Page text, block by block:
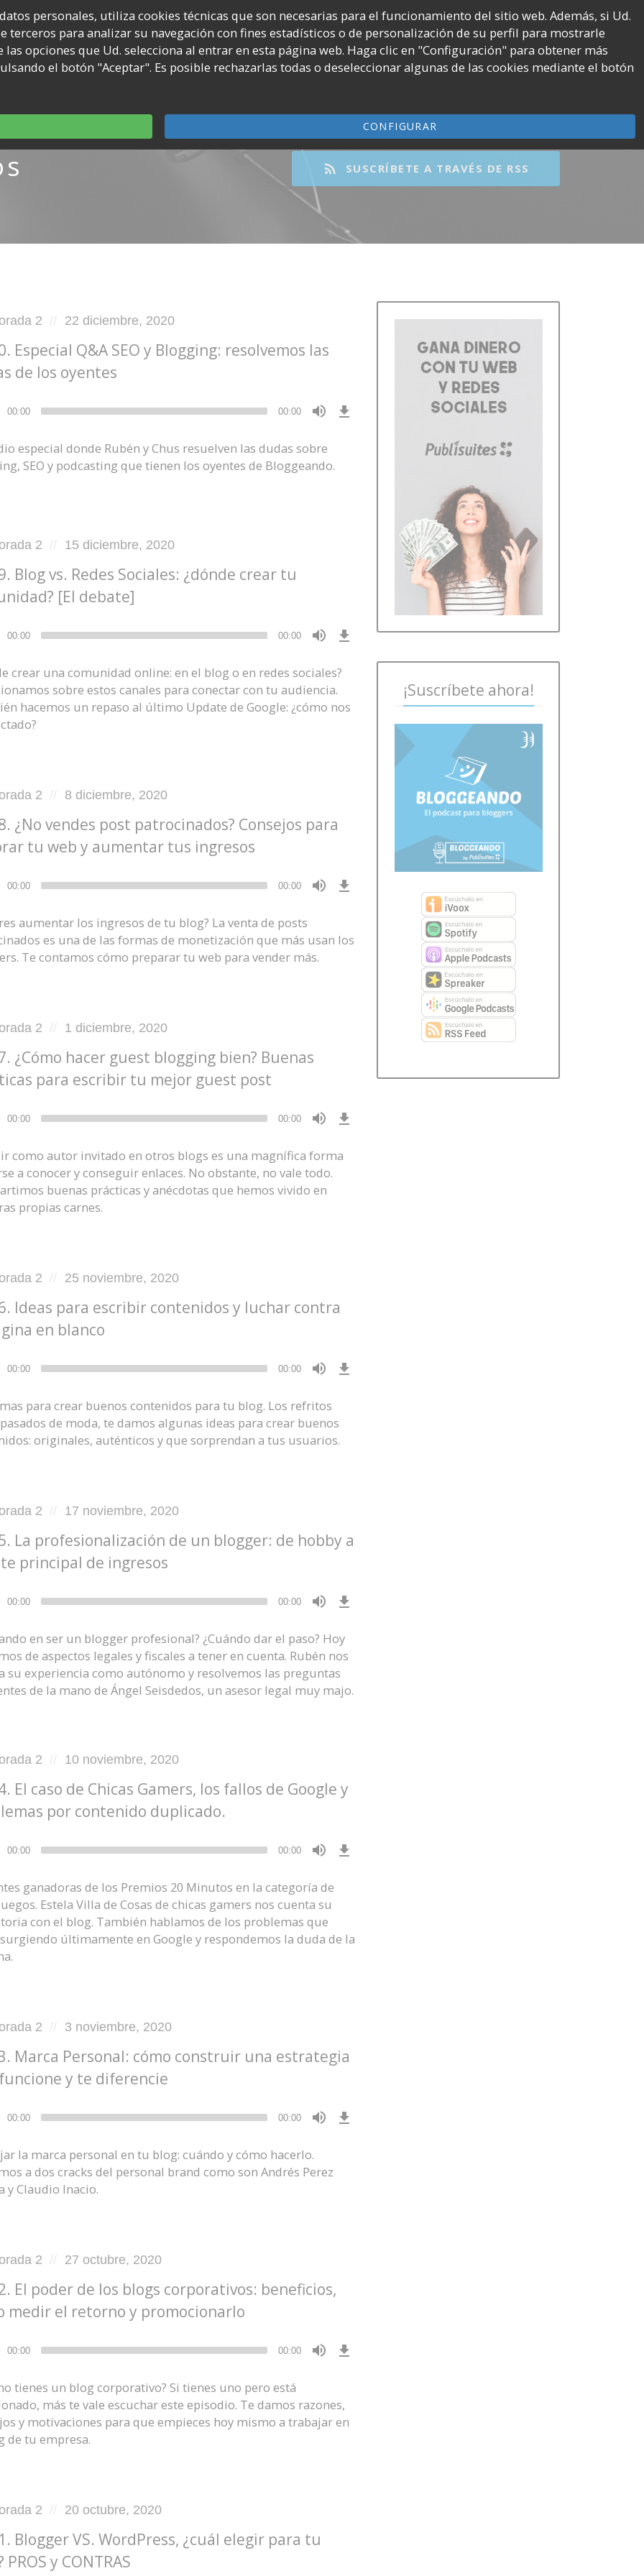
Episodios TwitterInstagramYouTube
Channel
Spotify 🤑 GANA DINERO
SUSCRÍBETE A TRAVÉS DE RSS
2
Posted
22 diciembre, 2020
Especial Q&A SEO y Blogging: resolvemos las
de los oyentes
00:00 00:00
especial donde Rubén y Chus resuelven las dudas sobre
SEO y podcasting que tienen los oyentes de Bloggeando.
2
Posted
15 diciembre, 2020
Blog vs. Redes Sociales: ¿dónde crear tu
[El debate]
00:00 00:00
Episode
crear una comunidad online: en el blog o en redes sociales?
sobre estos canales para conectar con tu audiencia.
hacemos un repaso al último Update de Google: ¿cómo nos
2
Posted
8 diciembre, 2020
¿No vendes post patrocinados? Consejos para
tu web y aumentar tus ingresos
00:00 00:00
aumentar los ingresos de tu blog? La venta de posts
es una de las formas de monetización que más usan los
Te contamos cómo preparar tu web para vender más.
2
Posted
1 diciembre, 2020
¿Cómo hacer guest blogging bien? Buenas
para escribir tu mejor guest post
00:00 00:00
como autor invitado en otros blogs es una magnífica forma
a conocer y conseguir enlaces. No obstante, no vale todo.
buenas prácticas y anécdotas que hemos vivido en
propias carnes.
2
Posted
25 noviembre, 2020
Ideas para escribir contenidos y luchar contra
en blanco
00:00 00:00
para crear buenos contenidos para tu blog. Los refritos
de moda, te damos algunas ideas para crear buenos
originales, auténticos y que sorprendan a tus usuarios.
2
Posted
17 noviembre, 2020
La profesionalización de un blogger: de hobby a
principal de ingresos
00:00 00:00
en ser un blogger profesional? ¿Cuándo dar el paso? Hoy
de aspectos legales y fiscales a tener en cuenta. Rubén nos
su experiencia como autónomo y resolvemos las preguntas
de la mano de Ángel Seisdedos, un asesor legal muy majo.
2
Posted
10 noviembre, 2020
El caso de Chicas Gamers, los fallos de Google y
por contenido duplicado.
00:00 00:00
ganadoras de los Premios 20 Minutos en la categoría de
Estela Villa de Cosas de chicas gamers nos cuenta su
con el blog. También hablamos de los problemas que
últimamente en Google y respondemos la duda de la
2
Posted
3 noviembre, 2020
Marca Personal: cómo construir una estrategia
y te diferencie
00:00 00:00
la marca personal en tu blog: cuándo y cómo hacerlo.
a dos cracks del personal brand como son Andrés Perez
y Claudio Inacio.
2
Posted
27 octubre, 2020
El poder de los blogs corporativos: beneficios,
medir el retorno y promocionarlo
00:00 00:00
tienes un blog corporativo? Si tienes uno pero está
más te vale escuchar este episodio. Te damos razones,
y motivaciones para que empieces hoy mismo a trabajar en
de tu empresa.
2
Posted
20 octubre, 2020
Blogger VS. WordPress, ¿cuál elegir para tu
PROS y CONTRAS
¡Suscríbete ahora!
personales, utiliza cookies técnicas que son necesarias para el funcionamiento del sitio web. Además, si Ud.
terceros para analizar su navegación con fines estadísticos o de personalización de su perfil para mostrarle
opciones que Ud. selecciona al entrar en esta página web. Haga clic en "Configuración" para obtener más
el botón "Aceptar". Es posible rechazarlas todas o deseleccionar algunas de las cookies mediante el botón
CONFIGURAR